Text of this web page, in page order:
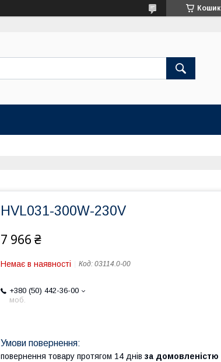
Кошик
HVL031-300W-230V
7 966 ₴
Немає в наявності Код: 03114.0-00
+380 (50) 442-36-00
моб.
повернення товару протягом 14 днів за домовленістю